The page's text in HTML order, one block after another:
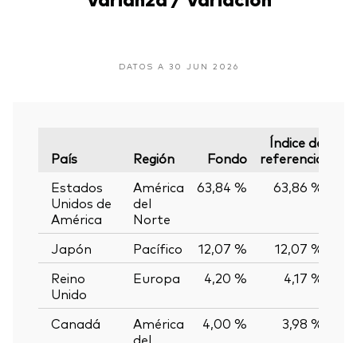
DATOS A 30 JUN 2026
País Región Fondo
Índice de
referencia
Estados
Unidos de
América
América
del
Norte
63,84 % 63,86 %
Japón Pacífico 12,07 % 12,07 %
Reino
Unido
Europa 4,20 % 4,17 %
Canadá
América
del
4,00 % 3,98 %